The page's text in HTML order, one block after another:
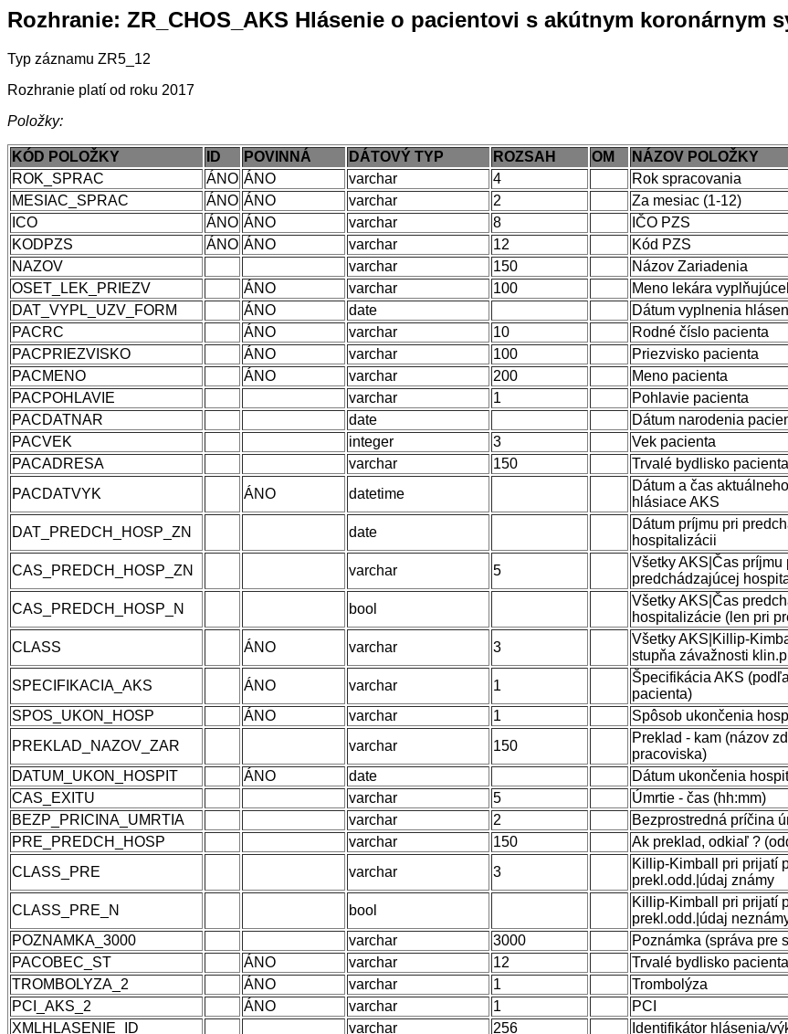
Rozhranie: ZR_CHOS_AKS Hlásenie o pacientovi s akútnym koronárnym
Typ záznamu ZR5_12
Rozhranie platí od roku 2017
Položky:
KÓD POLOŽKY ID POVINNÁ DÁTOVÝ TYP ROZSAH OM NÁZOV POLOŽKY
ROK_SPRAC
ÁNO ÁNO varchar 4 Rok spracovania
MESIAC_SPRAC
ÁNO ÁNO varchar 2 Za mesiac (1-12)
ICO
ÁNO ÁNO varchar 8 IČO PZS
KODPZS
ÁNO ÁNO varchar 12 Kód PZS
NAZOV
varchar 150 Názov Zariadenia
OSET_LEK_PRIEZV
ÁNO varchar 100 Meno lekára
DAT_VYPL_UZV_FORM
ÁNO date Dátum vyplnenia
PACRC
ÁNO varchar 10 Rodné číslo pacienta
PACPRIEZVISKO
ÁNO varchar 100 Priezvisko pacienta
PACMENO
ÁNO varchar 200 Meno pacienta
PACPOHLAVIE
varchar 1 Pohlavie pacienta
PACDATNAR
date Dátum narodenia
PACVEK
integer 3 Vek pacienta
PACADRESA
varchar 150 Trvalé bydlisko
PACDATVYK
ÁNO datetime
Dátum a čas
hlásiace AKS
DAT_PREDCH_HOSP_ZN date
Dátum príjmu pri
hospitalizácii
CAS_PREDCH_HOSP_ZN varchar 5
Všetky AKS|Čas príjmu
predchádzajúcej
CAS_PREDCH_HOSP_N bool
Všetky AKS|Čas
hospitalizácie (len pri
CLASS ÁNO varchar 3
Všetky AKS|Killip-
stupňa závažnosti
SPECIFIKACIA_AKS ÁNO varchar 1
Špecifikácia AKS
pacienta)
SPOS_UKON_HOSP
ÁNO varchar 1 Spôsob ukončenia
PREKLAD_NAZOV_ZAR
varchar 150
Preklad - kam (názov
pracoviska)
DATUM_UKON_HOSPIT
ÁNO date Dátum ukončenia
CAS_EXITU
varchar 5 Úmrtie - čas (hh:mm)
BEZP_PRICINA_UMRTIA
varchar 2 Bezprostredná príčina
PRE_PREDCH_HOSP
varchar 150 Ak preklad, odkiaľ ?
CLASS_PRE
varchar 3
Killip-Kimball pri prijatí
prekl.odd.|údaj známy
CLASS_PRE_N bool
Killip-Kimball pri prijatí
prekl.odd.|údaj
POZNAMKA_3000
varchar 3000 Poznámka (správa pre
PACOBEC_ST
ÁNO varchar 12 Trvalé bydlisko
TROMBOLYZA_2
ÁNO varchar 1 Trombolýza
PCI_AKS_2
ÁNO varchar 1 PCI
XMLHLASENIE_ID
varchar 256 Identifikátor hlásenia/